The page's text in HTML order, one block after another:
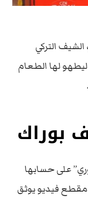
الشيف التركي
ليطهو لها الطعام
بوراك
على حسابها
مقطع فيديو يوثق